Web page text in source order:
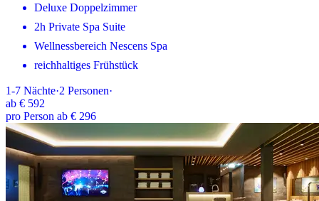
Deluxe Doppelzimmer
2h Private Spa Suite
Wellnessbereich Nescens Spa
reichhaltiges Frühstück
1-7 Nächte·2 Personen·
ab € 592
pro Person ab € 296